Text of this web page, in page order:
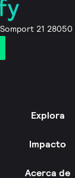
21 28050
Explora
Impacto
Acerca de